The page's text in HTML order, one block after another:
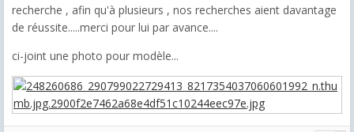
recherche , afin qu'à plusieurs , nos recherches aient davantage
de réussite.....merci pour lui par avance....
ci-joint une photo pour modèle...